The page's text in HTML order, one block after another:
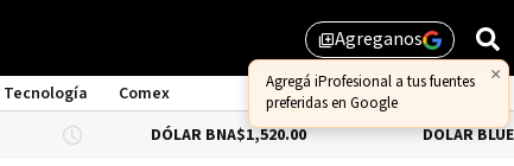
library_addAgreganos
×
Agregá iProfesional a tus fuentes
preferidas en Google
Tecnología
Comex
DÓLAR BNA$1,520.00 DÓLAR BLUE-0.66%